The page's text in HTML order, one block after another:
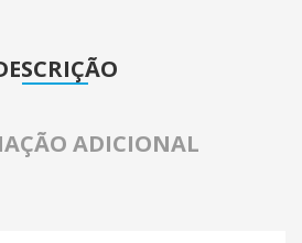
ADICIONAL